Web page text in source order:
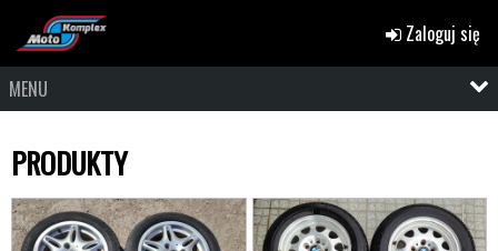
Zaloguj się
MENU
PRODUKTY